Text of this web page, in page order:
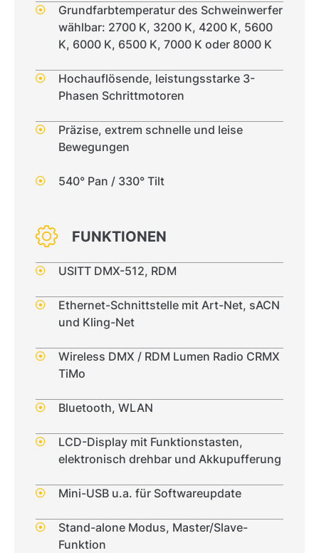
Grundfarbtemperatur des Schweinwerfer
wählbar: 2700 K, 3200 K, 4200 K, 5600
K, 6000 K, 6500 K, 7000 K oder 8000 K
Hochauflösende, leistungsstarke 3-
Phasen Schrittmotoren
Präzise, extrem schnelle und leise
Bewegungen
540° Pan / 330° Tilt
FUNKTIONEN
USITT DMX-512, RDM
Ethernet-Schnittstelle mit Art-Net, sACN
und Kling-Net
Wireless DMX / RDM Lumen Radio CRMX
TiMo
Bluetooth, WLAN
LCD-Display mit Funktionstasten,
elektronisch drehbar und Akkupufferung
Mini-USB u.a. für Softwareupdate
Stand-alone Modus, Master/Slave-
Funktion